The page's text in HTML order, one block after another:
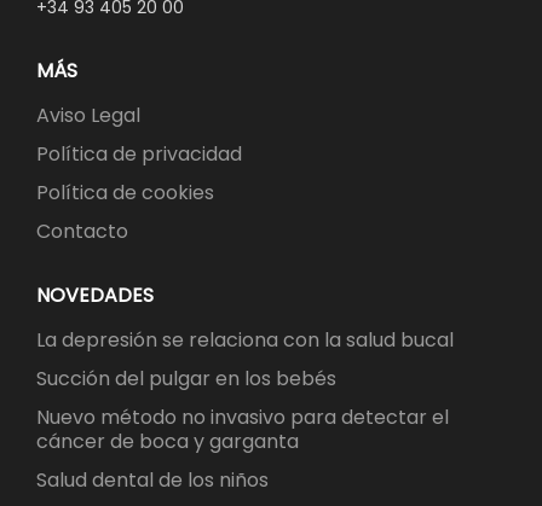
+34 93 405 20 00
MÁS
Aviso Legal
Política de privacidad
Política de cookies
Contacto
NOVEDADES
La depresión se relaciona con la salud bucal
Succión del pulgar en los bebés
Nuevo método no invasivo para detectar el
cáncer de boca y garganta
Salud dental de los niños